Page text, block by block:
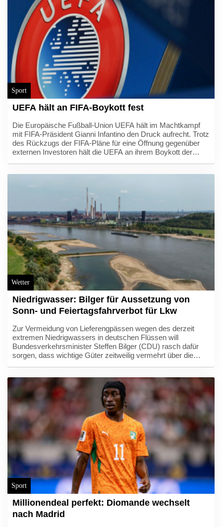
Sport
UEFA hält an FIFA-Boykott fest
Die Europäische Fußball-Union UEFA hält im Machtkampf
mit FIFA-Präsident Gianni Infantino den Druck aufrecht. Trotz
des Rückzugs der FIFA-Pläne für eine Öffnung gegenüber
externen Investoren hält die UEFA an ihrem Boykott der
Infantino verloren.
Wetter
Niedrigwasser: Bilger für Aussetzung von
Sonn- und Feiertagsfahrverbot für Lkw
Zur Vermeidung von Lieferengpässen wegen des derzeit
extremen Niedrigwassers in deutschen Flüssen will
Bundesverkehrsminister Steffen Bilger (CDU) rasch dafür
sorgen, dass wichtige Güter zeitweilig vermehrt über die
Aussetzung des Sonn- und Feiertagsfahrverbots für Lkw",
sagte Bilger am Donnerstag nach einem Spitzengespräch
mit Wirtschaftsvertretern in Bonn. Er werde "sehr kurzfristig
mit den Länderverkehrsministern darüber sprechen".
Sport
Millionendeal perfekt: Diomande wechselt
nach Madrid